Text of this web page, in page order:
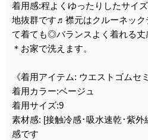
着用感:程よくゆったりしたサイ
地抜群です♬襟元はクルーネック
て着ても◎バランスよく着れる丈
＊お家で洗えます。
《着用アイテム: ウエストゴムセ
着用カラー:ベージュ
着用サイズ:9
素材感: [接触冷感･吸水速乾･紫
感です